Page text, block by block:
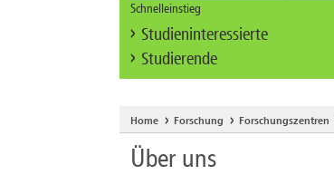
Schnelleinstieg
Studieninteressierte
Studierende
Home Forschung Forschungszentren
Über uns